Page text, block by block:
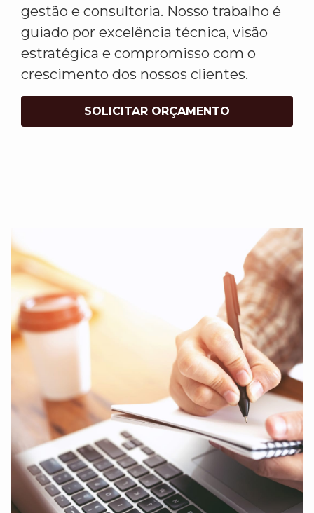
gestão e consultoria. Nosso trabalho é
guiado por excelência técnica, visão
estratégica e compromisso com o
crescimento dos nossos clientes.
SOLICITAR ORÇAMENTO